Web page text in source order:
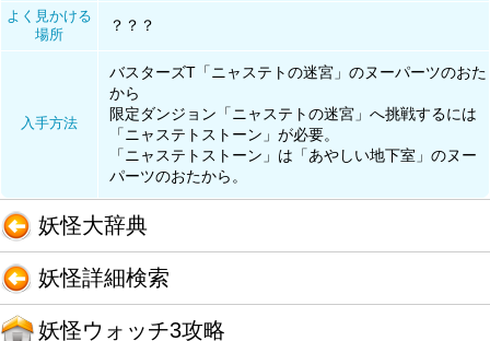
よく見かける
場所
？？？
入手方法
バスターズT「ニャステトの迷宮」のヌーパーツのおた
から
限定ダンジョン「ニャステトの迷宮」へ挑戦するには
「ニャステトストーン」が必要。
「ニャステトストーン」は「あやしい地下室」のヌー
パーツのおたから。
妖怪大辞典
妖怪詳細検索
妖怪ウォッチ3攻略